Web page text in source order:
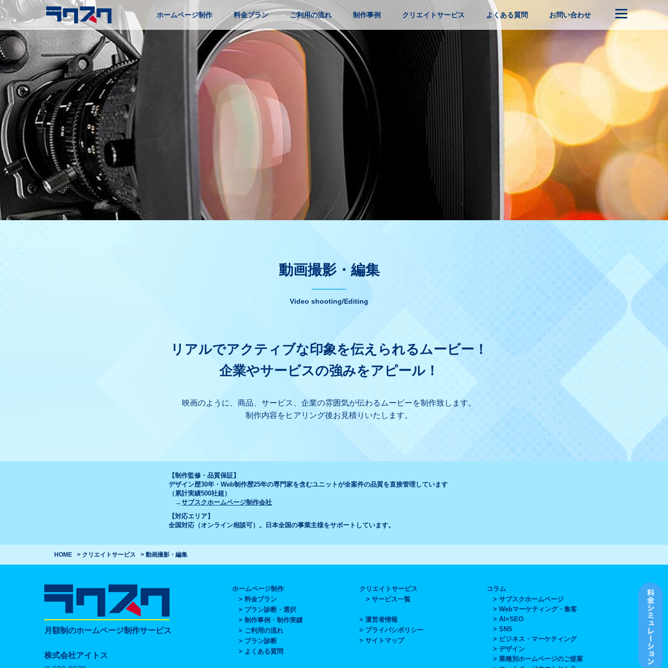
ホームページ制作 料金プラン ご利用の流れ 制作事例 クリエイトサービス よくある質問 お問い合わせ
動画撮影・編集
Video shooting/Editing
リアルでアクティブな印象を伝えられるムービー！
企業やサービスの強みをアピール！
映画のように、商品、サービス、企業の雰囲気が伝わるムービーを制作致します。
制作内容をヒアリング後お見積りいたします。
【制作監修・品質保証】
デザイン歴30年・Web制作歴25年の専門家を含むユニットが全案件の品質を直接管理しています
（累計実績500社超）
→サブスクホームページ制作会社
【対応エリア】
全国対応（オンライン相談可）。日本全国の事業主様をサポートしています。
HOME クリエイトサービス 動画撮影・編集
月額制のホームページ制作サービス
株式会社アイトス
ホームページ制作
料金プラン
プラン診断・選択
制作事例・制作実績
ご利用の流れ
プラン診断
よくある質問
クリエイトサービス
サービス一覧
運営者情報
プライバシポリシー
サイトマップ
コラム
サブスクホームページ
Webマーケティング・集客
AI×SEO
SNS
ビジネス・マーケティング
デザイン
業種別ホームページのご提案